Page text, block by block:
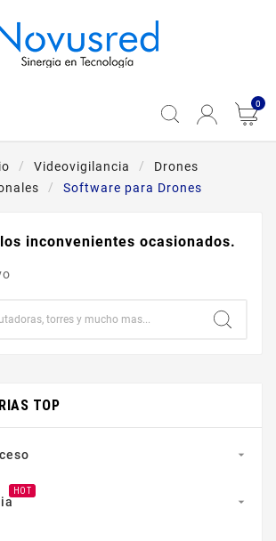
0
Videovigilancia
Drones
Software para Drones
inconvenientes ocasionados.
TOP

HOT
